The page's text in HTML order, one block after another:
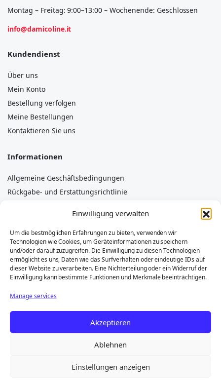
Einwilligung verwalten
Um die bestmöglichen Erfahrungen zu bieten, verwenden wir
Technologien wie Cookies, um Geräteinformationen zu speichern
und/oder darauf zuzugreifen. Die Einwilligung zu diesen Technologien
ermöglicht es uns, Daten wie das Surfverhalten oder eindeutige IDs auf
dieser Website zu verarbeiten. Eine Nichterteilung oder ein Widerruf der
Einwilligung kann bestimmte Funktionen und Merkmale beeinträchtigen.
Manage services
Akzeptieren
Ablehnen
Einstellungen anzeigen
Montag – Freitag: 9:00–13:00 – Wochenende: Geschlossen
info@damicoline.it
Kundendienst
Über uns
Mein Konto
Bestellung verfolgen
Meine Bestellungen
Kontaktieren Sie uns
Informationen
Allgemeine Geschäftsbedingungen
Rückgabe- und Erstattungsrichtlinie
Impressum
Haftungsausschluss
Die genannten Marken (z. B. Piaggio, Porter, Quargo, Ape)
sind Eigentum ihrer jeweiligen Inhaber und werden
ausschließlich zur Angabe der Teilekompatibilität
verwendet. D’AMICO LINE S.R.L. steht in keiner Verbindung
zu Piaggio S.p.A. „Foton“- oder „OEM“-Teile sind
Originalprodukte des Herstellers, kompatibel mit Piaggio-